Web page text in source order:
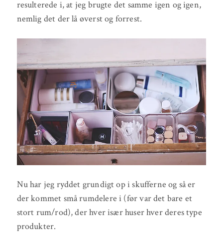
resulterede i, at jeg brugte det samme igen og igen,
nemlig det der lå øverst og forrest.
Nu har jeg ryddet grundigt op i skufferne og så er
der kommet små rumdelere i (før var det bare et
stort rum/rod), der hver især huser hver deres type
produkter.